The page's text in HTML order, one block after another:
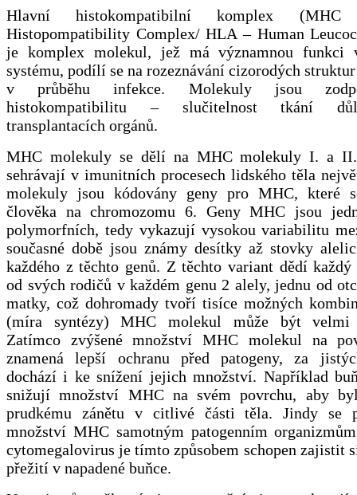
Hlavní histokompatibilní komplex
Histopompatibility Complex/ HLA – Human
je komplex molekul, jež má významnou funkci
systému, podílí se na rozeznávání cizorodých
v průběhu infekce. Molekuly jsou
histokompatibilitu – slučitelnost tkání
transplantacích orgánů.
MHC molekuly se dělí na MHC molekuly I. a
sehrávají v imunitních procesech lidského těla
molekuly jsou kódovány geny pro MHC, které
člověka na chromozomu 6. Geny MHC jsou
polymorfních, tedy vykazují vysokou variabilitu
současné době jsou známy desítky až stovky
každého z těchto genů. Z těchto variant dědí každý
od svých rodičů v každém genu 2 alely, jednu od
matky, což dohromady tvoří tisíce možných
(míra syntézy) MHC molekul může být velmi
Zatímco zvýšené množství MHC molekul na
znamená lepší ochranu před patogeny, za
dochází i ke snížení jejich množství. Například
snižují množství MHC na svém povrchu, aby
prudkému zánětu v citlivé části těla. Jindy se
množství MHC samotným patogenním
cytomegalovirus je tímto způsobem schopen zajistit
přežití v napadené buňce.